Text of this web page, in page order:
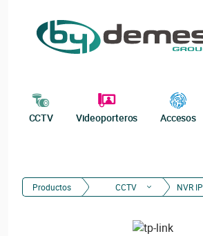
CCTV Videoporteros Accesos
Productos CCTV NVR IP